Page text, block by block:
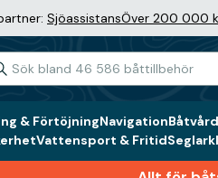
SjöassistansÖver 200 000
& FörtöjningNavigation
Vattensport & Fritid